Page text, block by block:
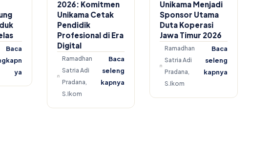
Baca
ya
2026: Komitmen
Unikama Cetak
Pendidik
Profesional di Era
Digital
Ramadhan
Satria Adi
Pradana,
S.Ikom
Baca
seleng
kapnya
Unikama Menjadi
Sponsor Utama
Duta Koperasi
Jawa Timur 2026
Ramadhan
Satria Adi
Pradana,
S.Ikom
Baca
seleng
kapnya